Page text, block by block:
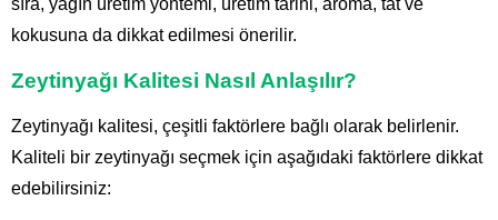
sıra, yağın üretim yöntemi, üretim tarihi, aroma, tat ve
kokusuna da dikkat edilmesi önerilir.
Zeytinyağı Kalitesi Nasıl Anlaşılır?
Zeytinyağı kalitesi, çeşitli faktörlere bağlı olarak belirlenir.
Kaliteli bir zeytinyağı seçmek için aşağıdaki faktörlere dikkat
edebilirsiniz: